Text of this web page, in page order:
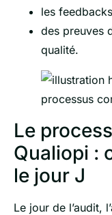
les
des preuves
qualité.
Le
Qualiopi :
le jour J
Le jour de l’audit,